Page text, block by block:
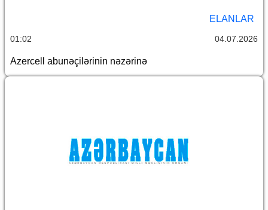
ELANLAR
01:02 04.07.2026
Azercell abunəçilərinin nəzərinə